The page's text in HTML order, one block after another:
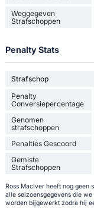
Weggegeven
Strafschoppen
Penalty Stats
Strafschop
Penalty
Conversiepercentage
Genomen
strafschoppen
Penalties Gescoord
Gemiste
Strafschoppen
Ross MacIver heeft nog geen
alle seizoensgegevens die
worden bijgewerkt zodra hij